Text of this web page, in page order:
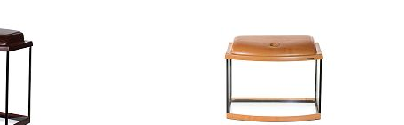
Сравнение
В наличии
Купить в 1 клик Сравнение
В наличии